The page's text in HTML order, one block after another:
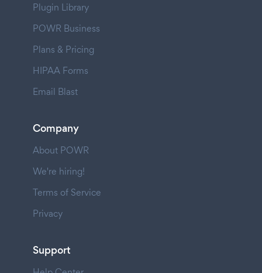
Plugin Library
POWR Business
Plans & Pricing
HIPAA Forms
Email Blast
Company
About POWR
We're hiring!
Terms of Service
Privacy
Support